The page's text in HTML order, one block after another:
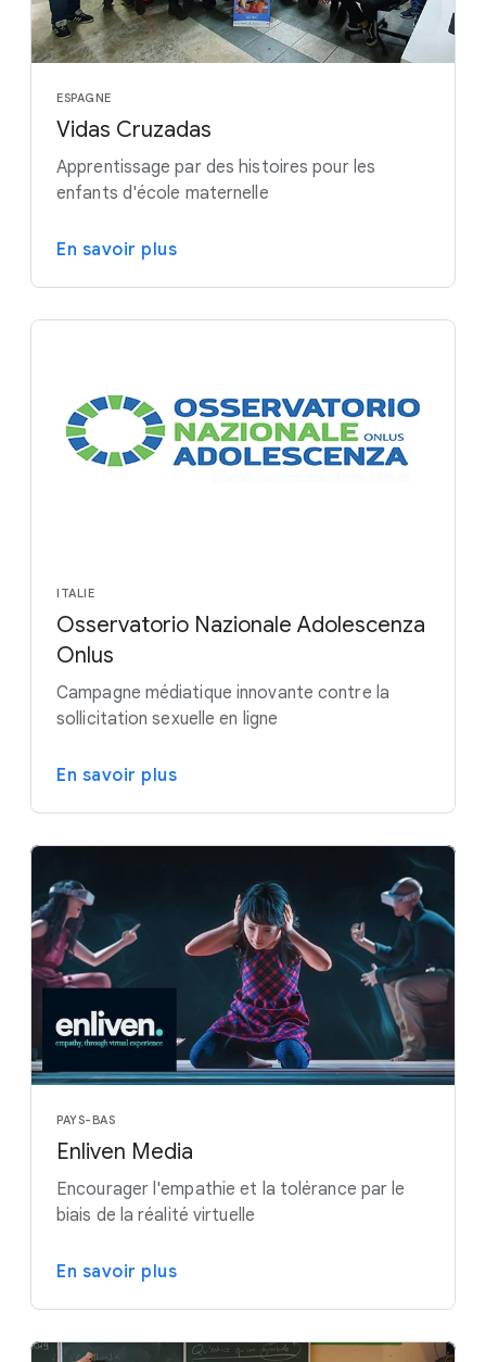
ESPAGNE
Vidas Cruzadas
Apprentissage par des histoires pour les
enfants d'école maternelle
En savoir plus
ITALIE
Osservatorio Nazionale Adolescenza
Onlus
Campagne médiatique innovante contre la
sollicitation sexuelle en ligne
En savoir plus
PAYS-BAS
Enliven Media
Encourager l'empathie et la tolérance par le
biais de la réalité virtuelle
En savoir plus